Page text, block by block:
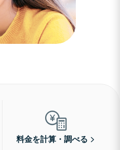
料金を計算・調べる